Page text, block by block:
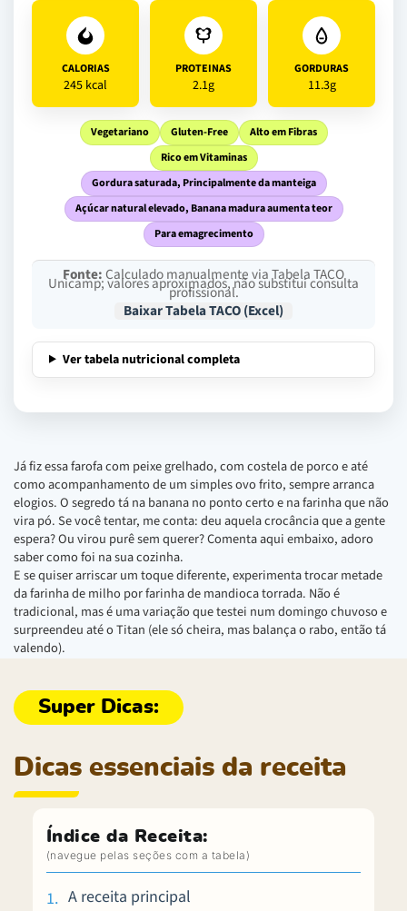
CALORIAS
245 kcal
PROTEINAS
2.1g
GORDURAS
11.3g
Vegetariano Gluten-Free
Alto em Fibras
Rico em Vitaminas
Gordura saturada, Principalmente da manteiga
Açúcar natural elevado, Banana madura aumenta teor
Para emagrecimento
Fonte:Calculado manualmente via Tabela TACO
Unicamp; valores aproximados, não substitui consulta
profissional.
Baixar Tabela TACO (Excel)
Ver tabela nutricional completa
Já fiz essa farofa com peixe grelhado, com costela de porco e até
como acompanhamento de um simples ovo frito, sempre arranca
elogios. O segredo tá na banana no ponto certo e na farinha que não
vira pó. Se você tentar, me conta: deu aquela crocância que a gente
espera? Ou virou purê sem querer? Comenta aqui embaixo, adoro
saber como foi na sua cozinha.
E se quiser arriscar um toque diferente, experimenta trocar metade
da farinha de milho por farinha de mandioca torrada. Não é
tradicional, mas é uma variação que testei num domingo chuvoso e
surpreendeu até o Titan (ele só cheira, mas balança o rabo, então tá
valendo).
Dicas essenciais da receita
Índice da Receita:
A receita principal